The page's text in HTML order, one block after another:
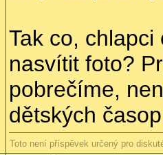
Tak co,
nasvítit foto?
pobrečíme,
dětských
Toto není příspěvek určený pro